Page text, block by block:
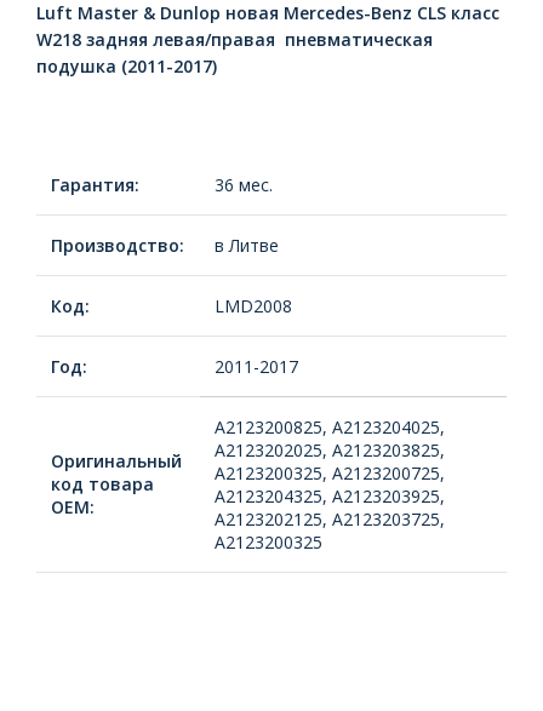
Luft Master & Dunlop новая Mercedes-Benz CLS класс
W218 задняя левая/правая пневматическая
подушка (2011-2017)
Гарантия: 36 мес.
Производство: в Литве
Код: LMD2008
Год: 2011-2017
Оригинальный
код товара
ОЕМ:
A2123200825, A2123204025,
A2123202025, A2123203825,
A2123200325, A2123200725,
A2123204325, A2123203925,
A2123202125, A2123203725,
A2123200325